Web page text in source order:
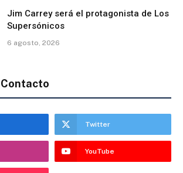
Jim Carrey será el protagonista de Los
Supersónicos
6 agosto, 2026
Twitter
YouTube